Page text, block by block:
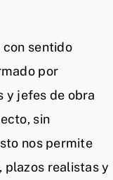
con sentido
por
y jefes de obra
sin
nos permite
plazos realistas y